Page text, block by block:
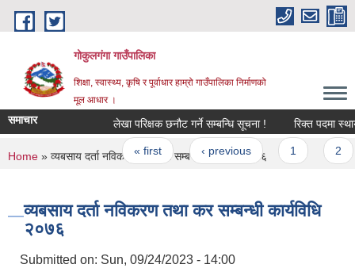
Skip to main content
गोकुलगंगा गाउँपालिका
शिक्षा, स्वास्थ्य, कृषि र पूर्वाधार हाम्रो गाउँपालिका निर्माणको
मूल आधार ।
समाचार लेखा परिक्षक छनौट गर्ने सम्बन्धि सूचना ! रिक्त पदमा
Pages
« first ‹ previous
You are here
Home » व्यबसाय दर्ता नविकरण तथा कर सम्बन्धी कार्यविधि २०७६
व्यबसाय दर्ता नविकरण तथा कर सम्बन्धी कार्यविधि
२०७६
Submitted on: Sun, 09/24/2023 - 14:00